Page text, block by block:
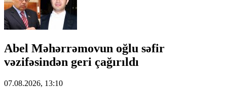
Abel Məhərrəmovun oğlu səfir
vəzifəsindən geri çağırıldı
07.08.2026, 13:10